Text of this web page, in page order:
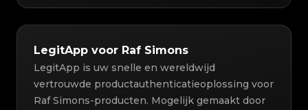
LegitApp voor Raf Simons
LegitApp is uw snelle en wereldwijd
vertrouwde productauthenticatieoplossing voor
Raf Simons-producten. Mogelijk gemaakt door